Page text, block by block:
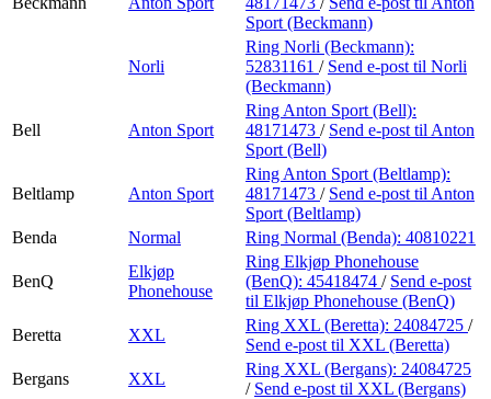
Sport (Beckmann)
Norli
Ring Norli (Beckmann):
52831161 / Send e-post til Norli
(Beckmann)
Bell Anton Sport
Ring Anton Sport (Bell):
48171473 / Send e-post til Anton
Sport (Bell)
Beltlamp Anton Sport
Ring Anton Sport (Beltlamp):
48171473 / Send e-post til Anton
Sport (Beltlamp)
Benda
Normal Ring Normal (Benda): 40810221
BenQ
Elkjøp
Phonehouse
Ring Elkjøp Phonehouse
(BenQ): 45418474 / Send e-post
til Elkjøp Phonehouse (BenQ)
Beretta
XXL
Ring XXL (Beretta): 24084725 /
Send e-post til XXL (Beretta)
Bergans
XXL
Ring XXL (Bergans): 24084725
/ Send e-post til XXL (Bergans)